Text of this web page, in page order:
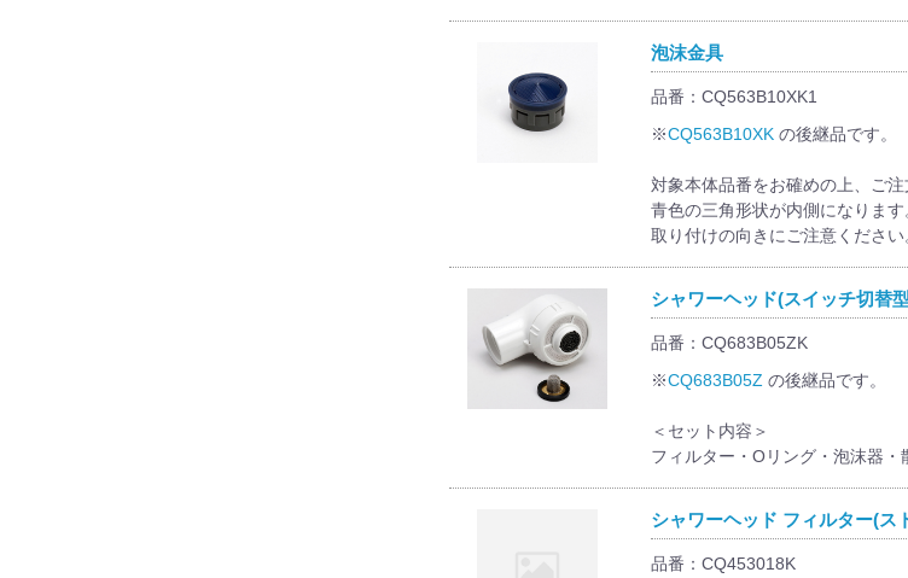
泡沫金具
品番：CQ563B10XK1
※CQ563B10XKの後継品です。
対象本体品番をお確めの上、ご注
青色の三角形状が内側になります
取り付けの向きにご注意ください
シャワーヘッド(スイッチ切替
品番：CQ683B05ZK
※CQ683B05Z の後継品です。
＜セット内容＞
フィルター・Oリング・泡沫器・
シャワーヘッド フィルター(ス
品番：CQ453018K